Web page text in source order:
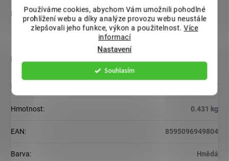
Používáme cookies, abychom Vám umožnili pohodlné
prohlížení webu a díky analýze provozu webu neustále
zlepšovali jeho funkce, výkon a použitelnost.Více
informací
Nastavení
Souhlasím
průměr: 24,6 x 32 cm (6,5 l) výška: 25,5 cm
Doplňkové parametry
Kategorie TRUHLÍKY
Hmotnost: 0.431 kg
EAN: 8595096949804
Barva: Hnědá